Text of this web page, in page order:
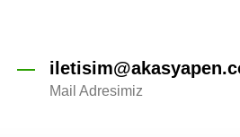
Mail Adresimiz